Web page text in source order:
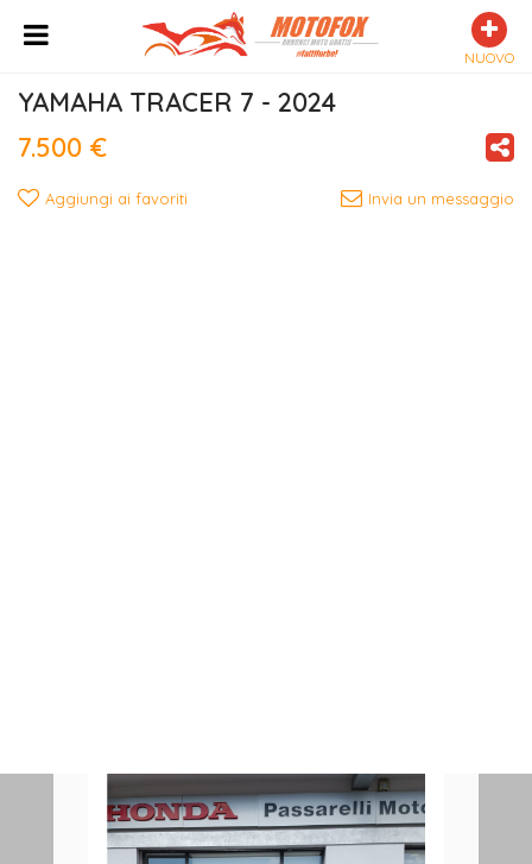
NUOVO
YAMAHA TRACER 7 - 2024
7.500 €
Aggiungi ai favoriti Invia un messaggio